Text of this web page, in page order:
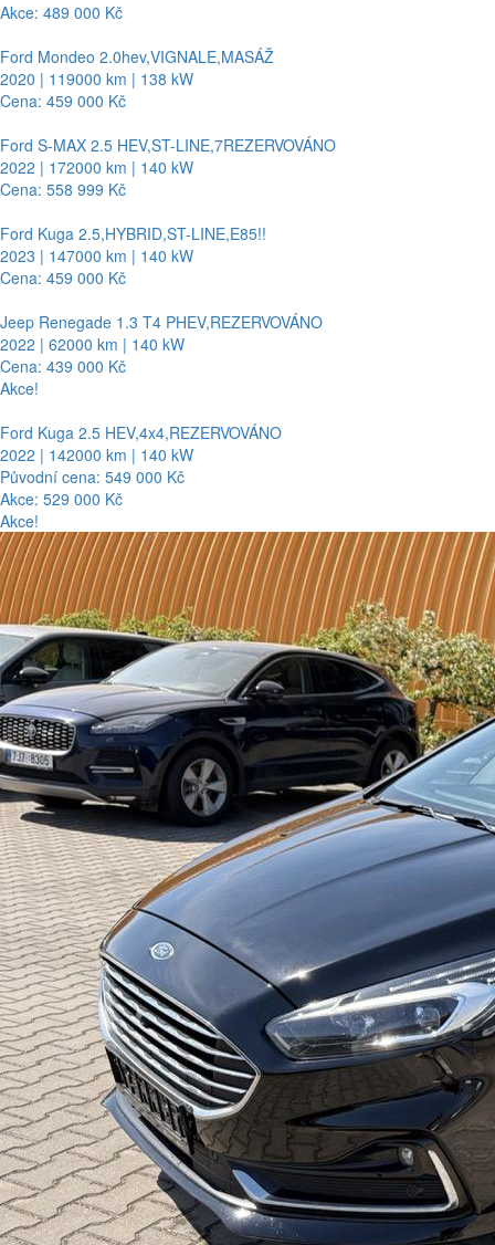
Akce: 489 000 Kč
Ford Mondeo 2.0hev,VIGNALE,MASÁŽ
2020 | 119000 km | 138 kW
Cena: 459 000 Kč
Ford S-MAX 2.5 HEV,ST-LINE,7REZERVOVÁNO
2022 | 172000 km | 140 kW
Cena: 558 999 Kč
Ford Kuga 2.5,HYBRID,ST-LINE,E85!!
2023 | 147000 km | 140 kW
Cena: 459 000 Kč
Jeep Renegade 1.3 T4 PHEV,REZERVOVÁNO
2022 | 62000 km | 140 kW
Cena: 439 000 Kč
Akce!
Ford Kuga 2.5 HEV,4x4,REZERVOVÁNO
2022 | 142000 km | 140 kW
Původní cena: 549 000 Kč
Akce: 529 000 Kč
Akce!